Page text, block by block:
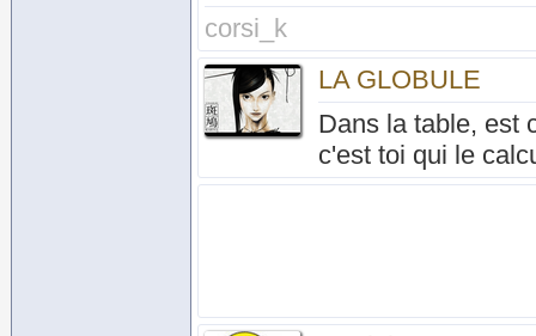
corsi_k
LA GLOBULE
Dans la table, est
c'est toi qui le